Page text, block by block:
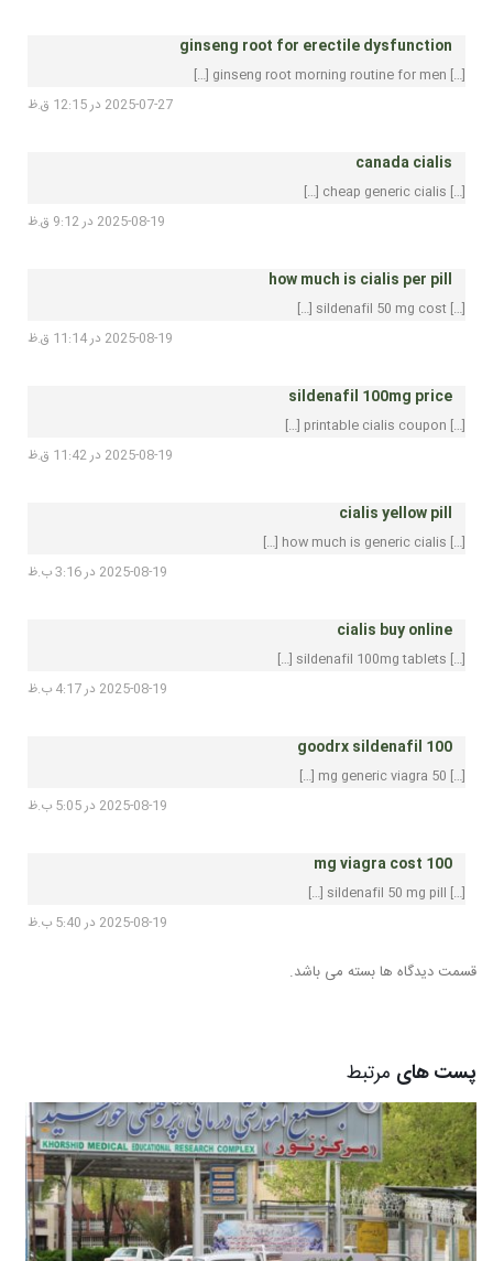
ginseng root for erectile dysfunction
[…] ginseng root morning routine for men […]
2025-07-27 در 12:15 ق.ظ
canada cialis
[…] cheap generic cialis […]
2025-08-19 در 9:12 ق.ظ
how much is cialis per pill
[…] sildenafil 50 mg cost […]
2025-08-19 در 11:14 ق.ظ
sildenafil 100mg price
[…] printable cialis coupon […]
2025-08-19 در 11:42 ق.ظ
cialis yellow pill
[…] how much is generic cialis […]
2025-08-19 در 3:16 ب.ظ
cialis buy online
[…] sildenafil 100mg tablets […]
2025-08-19 در 4:17 ب.ظ
goodrx sildenafil 100
[…] 50 mg generic viagra […]
2025-08-19 در 5:05 ب.ظ
100 mg viagra cost
[…] sildenafil 50 mg pill […]
2025-08-19 در 5:40 ب.ظ
قسمت دیدگاه ها بسته می باشد.
پست های مرتبط